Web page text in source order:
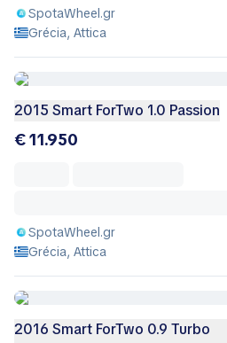
SpotaWheel.gr
Grécia, Attica
2015 Smart ForTwo 1.0 Passion
€ 11.950
SpotaWheel.gr
Grécia, Attica
2016 Smart ForTwo 0.9 Turbo